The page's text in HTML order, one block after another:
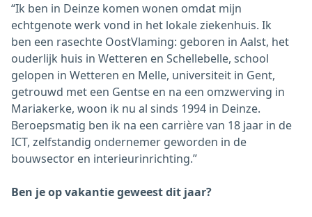
“Ik ben in Deinze komen wonen omdat mijn
echtgenote werk vond in het lokale ziekenhuis. Ik
ben een rasechte OostVlaming: geboren in Aalst, het
ouderlijk huis in Wetteren en Schellebelle, school
gelopen in Wetteren en Melle, universiteit in Gent,
getrouwd met een Gentse en na een omzwerving in
Mariakerke, woon ik nu al sinds 1994 in Deinze.
Beroepsmatig ben ik na een carrière van 18 jaar in de
ICT, zelfstandig ondernemer geworden in de
bouwsector en interieurinrichting.”
Ben je op vakantie geweest dit jaar?